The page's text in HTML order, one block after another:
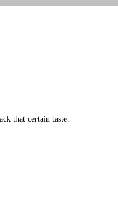
that certain taste.